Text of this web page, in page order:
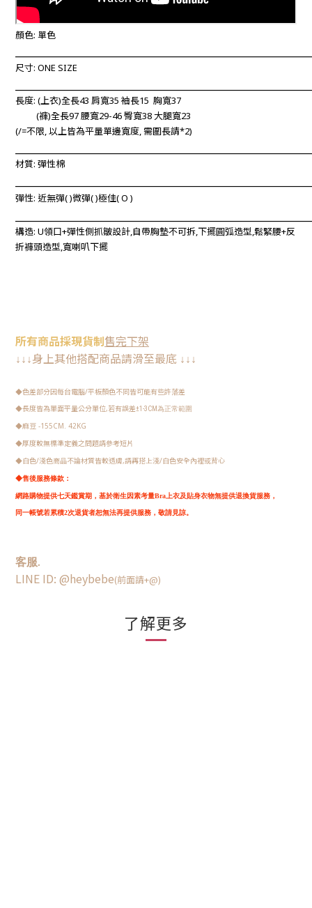
顏色: 單色
尺寸: ONE SIZE
長度: (上衣)全長43 肩寬35 袖長15 胸寬37
(褲)全長97 腰寬29-46 臀寬38 大腿寬23
(/=不限, 以上皆為平量單邊寬度, 需圍長請*2)
材質: 彈性棉
彈性: 近無彈()微彈()極佳(O )
構造: U領口+彈性側抓皺設計,自帶胸墊不可拆,下擺圓弧造型,鬆緊腰+反
折褲頭造型,寬喇叭下擺
所有商品採現貨制售完下架
↓ ↓ ↓身上其他搭配商品請滑至最底 ↓ ↓ ↓
◆色差部分因每台電腦/平板顏色不同皆可能有些許落差
◆長度皆為單面平量公分單位,若有誤差±1-3CM為正常範圍
◆麻豆 -155CM. 42KG
◆厚度較無標準定義之問題請參考短片
◆白色/淺色商品不論材質皆較透膚,請再搭上淺/白色安全內裡或背心
◆售後服務條款：
網路購物提供七天鑑賞期， 基於衛生因素考量Bra上衣及貼身衣物無提供退換貨服務，
同一帳號若累積2次退貨者恕無法再提供服務，敬請見諒。
客服.
LINE ID: @heybebe(前面請+@)
了解更多